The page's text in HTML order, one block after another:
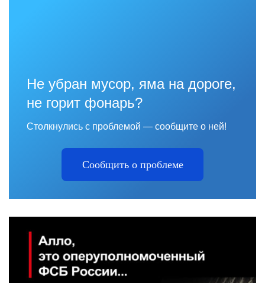
Не убран мусор, яма на дороге,
не горит фонарь?
Столкнулись с проблемой — сообщите о ней!
Сообщить о проблеме